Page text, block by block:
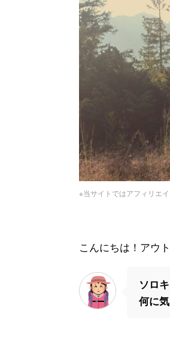
※当サイトではアフィリエ
こんにちは！アウ
ソロ
何に